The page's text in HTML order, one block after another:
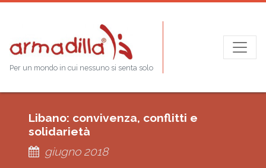
Per un mondo in cui nessuno si senta solo
Libano: convivenza, conflitti e
solidarietà
giugno 2018